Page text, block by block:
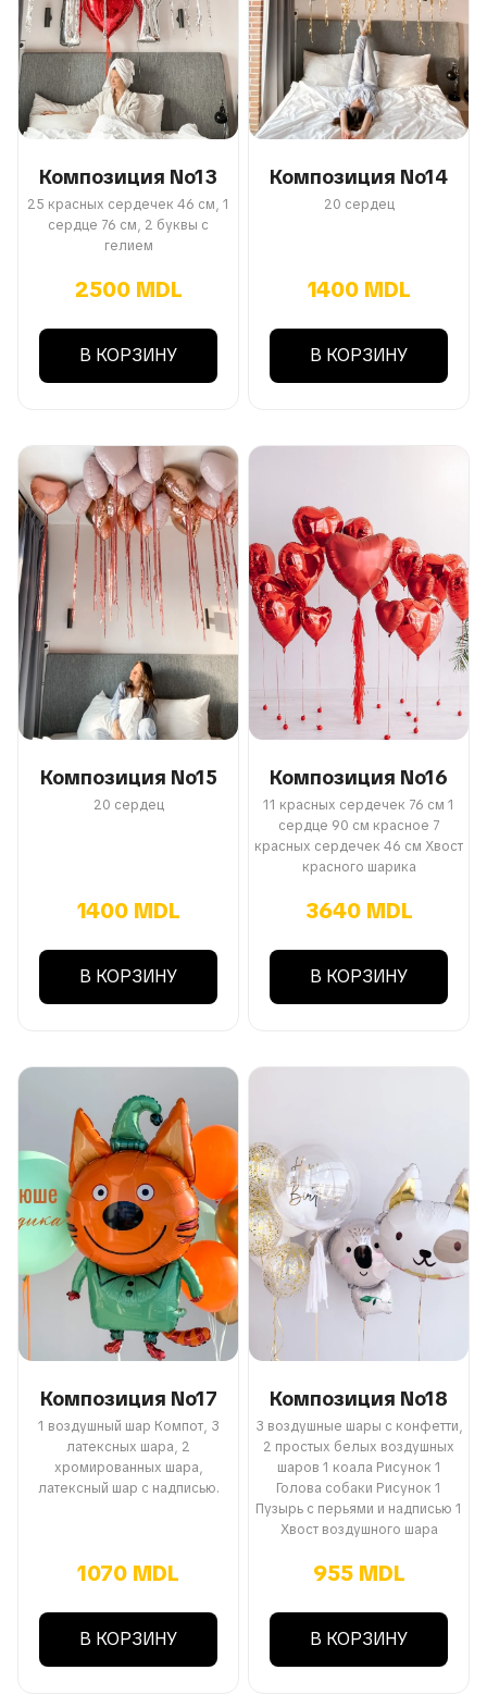
Композиция No13
25 красных сердечек 46 см, 1
сердце 76 см, 2 буквы с
гелием
2500 MDL
В КОРЗИНУ
Композиция No14
20 сердец
1400 MDL
В КОРЗИНУ
Композиция No15
20 сердец
1400 MDL
В КОРЗИНУ
Композиция No16
11 красных сердечек 76 см 1
сердце 90 см красное 7
красных сердечек 46 см Хвост
красного шарика
3640 MDL
В КОРЗИНУ
Композиция No17
1 воздушный шар Компот, 3
латексных шара, 2
хромированных шара,
латексный шар с надписью.
1070 MDL
В КОРЗИНУ
Композиция No18
3 воздушные шары с конфетти,
2 простых белых воздушных
шаров 1 коала Рисунок 1
Голова собаки Рисунок 1
Пузырь с перьями и надписью 1
Хвост воздушного шара
955 MDL
В КОРЗИНУ